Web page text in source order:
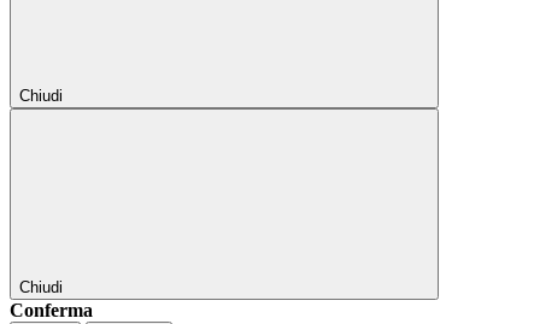
Chiudi
Chiudi
Conferma